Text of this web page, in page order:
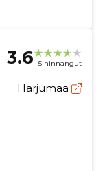
3.6 5 hinnangut
Harjumaa